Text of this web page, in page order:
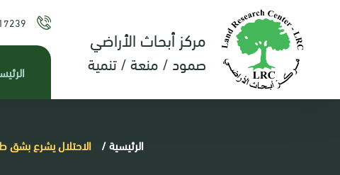
مركز أبحاث الأراضي
صمود / منعة / تنمية
الرئيسية/ الاحتلال يشرع بشق